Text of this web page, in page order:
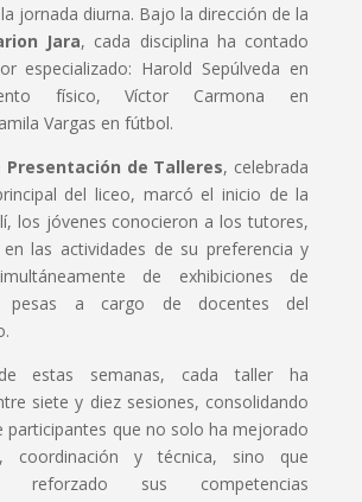
jornada diurna. Bajo la dirección de la
Jara, cada disciplina ha contado
especializado: Harold Sepúlveda en
físico, Víctor Carmona en
Vargas en fútbol.
Presentación de Talleres, celebrada
del liceo, marcó el inicio de la
los jóvenes conocieron a los tutores,
las actividades de su preferencia y
de exhibiciones de
pesas a cargo de docentes del
estas semanas, cada taller ha
siete y diez sesiones, consolidando
participantes que no solo ha mejorado
coordinación y técnica, sino que
reforzado sus competencias